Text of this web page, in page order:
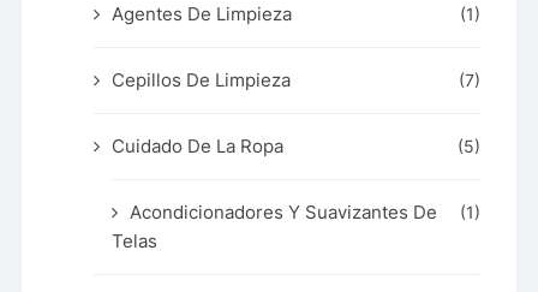
Agentes De Limpieza (1)
Cepillos De Limpieza (7)
Cuidado De La Ropa (5)
Acondicionadores Y Suavizantes De
Telas
(1)